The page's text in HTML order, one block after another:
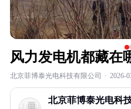
风力发电机都藏在
北京菲博泰光电科技有限公司 · 2026-
北京菲博泰光电科